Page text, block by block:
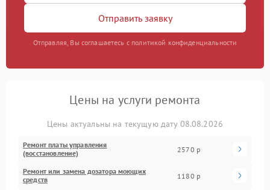
Отправить заявку
Отправляя, Вы соглашаетесь с политикой конфиденциальности
Цены на услуги ремонта
Цены актуальны на текущую дату 08.08.2026
Ремонт платы управления
(восстановление)
2570 р
Ремонт или замена дозатора моющих
средств
1180 р